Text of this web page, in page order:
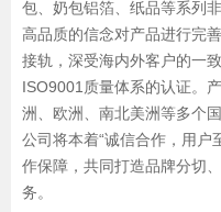
包、奶包铝箔、纸品等系列
高品质的信念对产品进行完
接轨，深受海内外客户的一
ISO9001质量体系的认证。
洲、欧洲、南北美洲等多个
公司将本着“诚信合作，用户
作保障，共同打造品牌分切
务。